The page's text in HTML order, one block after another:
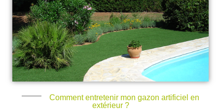
Comment entretenir mon gazon artificiel en
extérieur ?